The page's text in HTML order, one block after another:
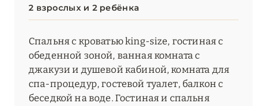
2 взрослых и 2 ребёнка
Спальня с кроватью king-size, гостиная с
обеденной зоной, ванная комната с
джакузи и душевой кабиной, комната для
спа-процедур, гостевой туалет, балкон с
беседкой на воде. Гостиная и спальня